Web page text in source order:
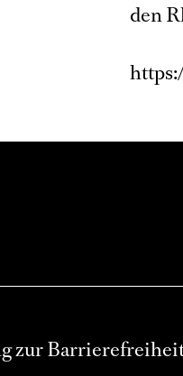
den
zur